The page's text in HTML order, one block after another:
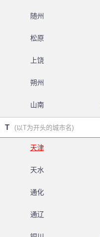
随州
松原
上饶
朔州
山南
T (以T为开头的城市名)
天津
天水
通化
通辽